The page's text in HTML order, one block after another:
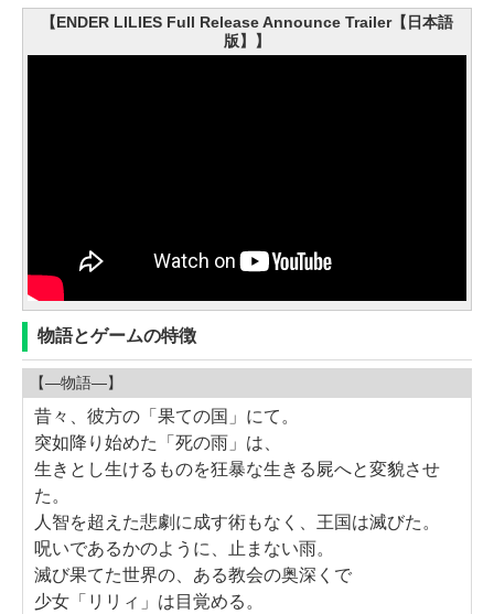
【ENDER LILIES Full Release Announce Trailer【日本語
版】】
物語とゲームの特徴
【―物語―】
昔々、彼方の「果ての国」にて。
突如降り始めた「死の雨」は、
生きとし生けるものを狂暴な生きる屍へと変貌させ
た。
人智を超えた悲劇に成す術もなく、王国は滅びた。
呪いであるかのように、止まない雨。
滅び果てた世界の、ある教会の奥深くで
少女「リリィ」は目覚める。